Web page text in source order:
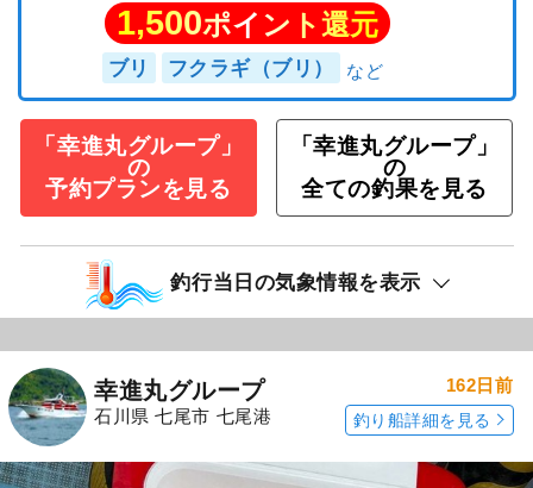
1,500ポイント還元
ブリ フクラギ（ブリ）
「幸進丸グループ」
の
予約プランを見る
「幸進丸グループ」
の
全ての釣果を見る
釣行当日の気象情報を表示
幸進丸グループ
石川県 七尾市 七尾港
162日前
釣り船詳細を見る